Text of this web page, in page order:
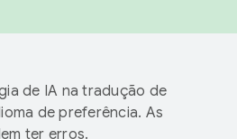
de IA na tradução de
de preferência. As
ter erros.